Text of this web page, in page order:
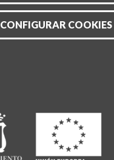
CONFIGURAR COOKIES